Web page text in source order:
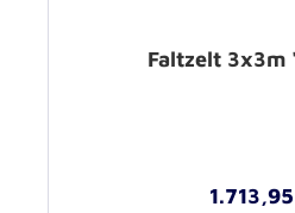
Faltzelt 3x3m